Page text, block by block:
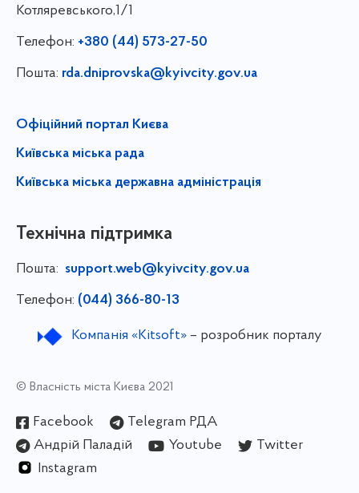
Котляревського,1/1
Телефон: +380 (44) 573-27-50
Пошта: rda.dniprovska@kyivcity.gov.ua
Офіційний портал Києва
Київська міська рада
Київська міська державна адміністрація
Технічна підтримка
Пошта: support.web@kyivcity.gov.ua
Телефон: (044) 366-80-13
Компанія «Kitsoft»– розробник порталу
© Власність міста Києва 2021
Facebook
Telegram РДА
Андрій Паладій
Youtube
Twitter
Instagram